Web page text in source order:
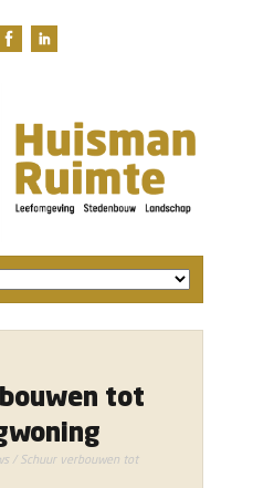
tot
/ Schuur verbouwen tot